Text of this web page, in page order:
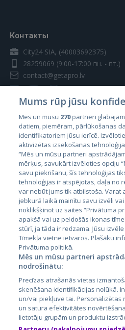
Контакты
City24 SIA, (40003692375)
28259069 (9:00-17:00 пн. - пт.)
contact@getapro.lv
Страны
Эстония
Латвия
Литва
City24.lv
City24.ee
GetaPro.lv
GetaPro.ee
Skelbiu.lt
Mums rūp jūsu
Mēs un mūsu 270partneri
datiem, piemēram, pārlūkošanas
identifikatoriem jūsu ierīcē.
aktivizētas izsekošanas
“Mēs un mūsu partneri
mērķus, savukārt izvēloties opciju
savu piekrišanu, šīs tehnoloģijas
tehnoloģijas ir atspējotas, daļa no
var nebūt jums tik atbilstoša. Varat
jebkurā laikā mainītu savu izvēli
noklikšķinot uz saites “Privātuma
apakšā vai uz peldošās ikonas
stūrī, ja tāda ir redzama. Jūsu
Tīmekļa vietne ietvaros. Plašāku
Privātuma politikā.
Mēs un mūsu partneri
nodrošinātu:
Precīzas atrašanās vietas
skenēšana identifikācijas nolūkā.
un/vai piekļuve tai. Personalizētas
un satura efektivitātes
lietotāju grupām un produktu